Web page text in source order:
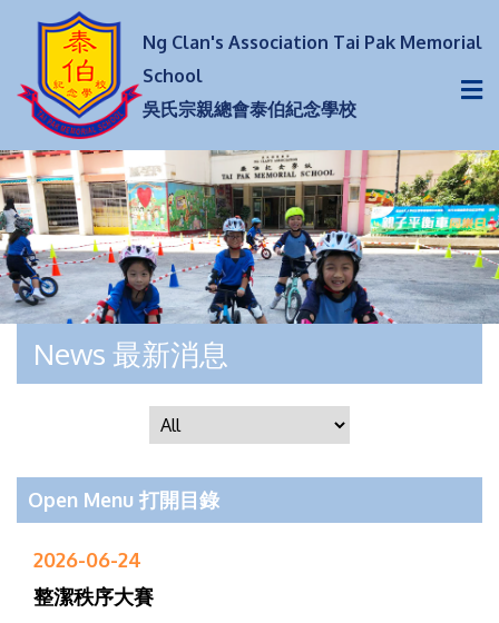
Ng Clan's Association Tai Pak Memorial
School
吳氏宗親總會泰伯紀念學校
News 最新消息
Open Menu 打開目錄
2026-06-24
整潔秩序大賽